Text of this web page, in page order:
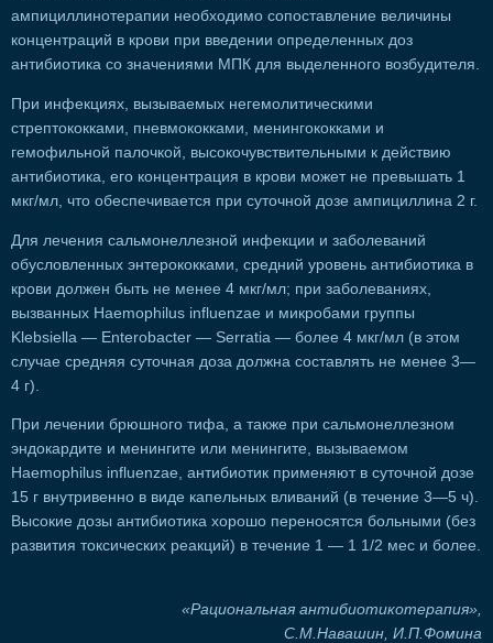
ампициллинотерапии необходимо сопоставление величины
концентраций в крови при введении определенных доз
антибиотика со значениями МПК для выделенного возбудителя.
При инфекциях, вызываемых негемолитическими
стрептококками, пневмококками, менингококками и
гемофильной палочкой, высокочувствительными к действию
антибиотика, его концентрация в крови может не превышать 1
мкг/мл, что обеспечивается при суточной дозе ампициллина 2 г.
Для лечения сальмонеллезной инфекции и заболеваний
обусловленных энтерококками, средний уровень антибиотика в
крови должен быть не менее 4 мкг/мл; при заболеваниях,
вызванных Haemophilus influenzae и микробами группы
Klebsiella — Enterobacter — Serratia — более 4 мкг/мл (в этом
случае средняя суточная доза должна составлять не менее 3—
4 г).
При лечении брюшного тифа, а также при сальмонеллезном
эндокардите и менингите или менингите, вызываемом
Haemophilus influenzae, антибиотик применяют в суточной дозе
15 г внутривенно в виде капельных вливаний (в течение 3—5 ч).
Высокие дозы антибиотика хорошо переносятся больными (без
развития токсических реакций) в течение 1 — 1 1/2 мес и более.
«Рациональная антибиотикотерапия»,
С.М.Навашин, И.П.Фомина